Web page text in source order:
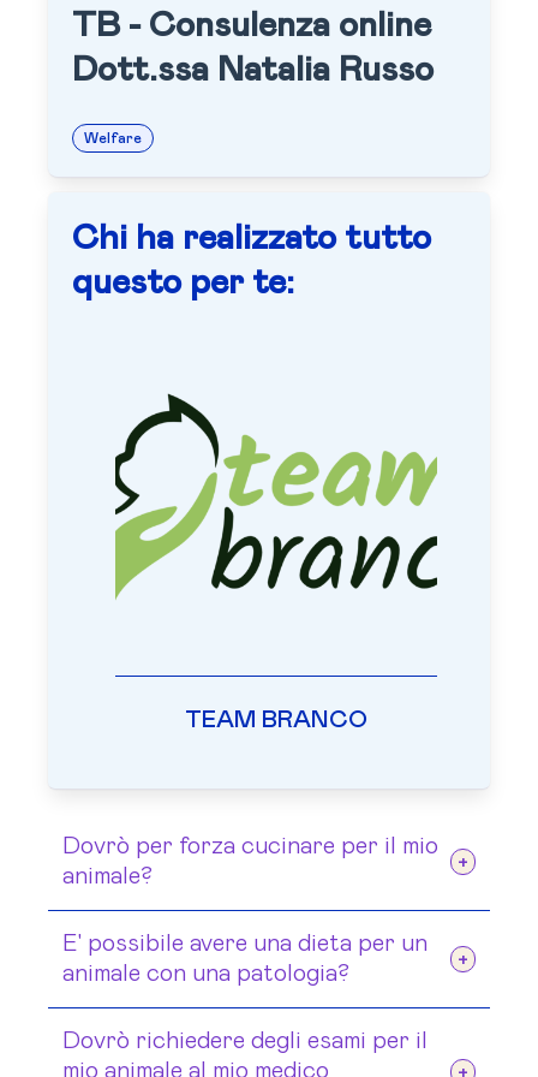
TB - Consulenza online
Dott.ssa Natalia Russo
Welfare
Chi ha realizzato tutto
questo per te:
TEAM BRANCO
Dovrò per forza cucinare per il mio
animale?
No, se le tue necessità sono di avere
una dieta con prodotti commerciali, se
la situazione lo permette, sarà
preparato un piano con prodotti
E' possibile avere una dieta per un
animale con una patologia?
Certo. Se necessario la Dottoressa si
porrà in contatto con il medico
Dovrò richiedere degli esami per il
mio animale al mio medico